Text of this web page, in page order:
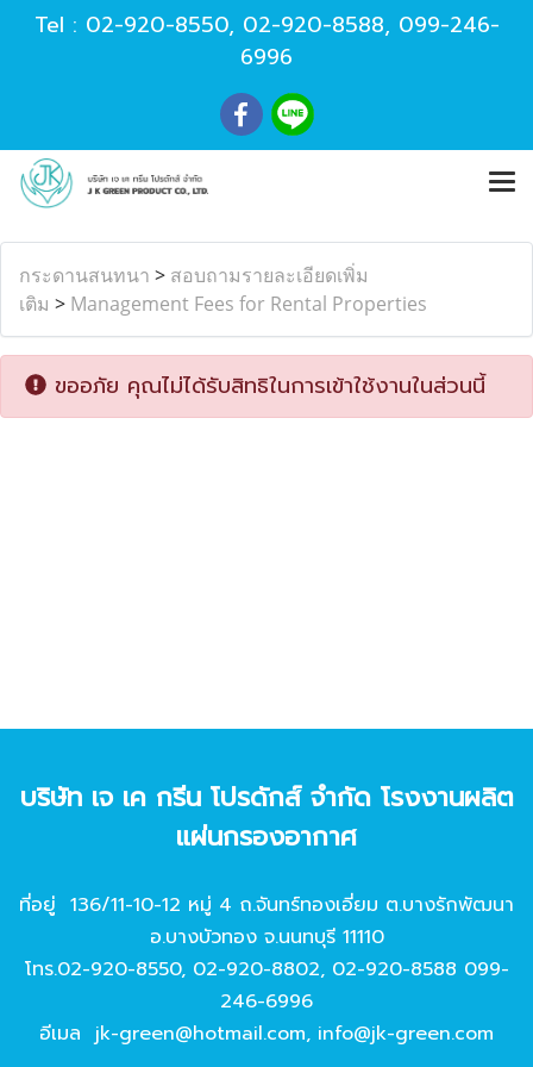
Tel : 02-920-8550, 02-920-8588, 099-246-
6996
กระดานสนทนา > สอบถามรายละเอียดเพิ่ม
เติม > Management Fees for Rental Properties
ขออภัย คุณไม่ได้รับสิทธิในการเข้าใช้งานในส่วนนี้
บริษัท เจ เค กรีน โปรดักส์ จํากัด โรงงานผลิต
แผ่นกรองอากาศ
ที่อยู่ 136/11-10-12 หมู่ 4 ถ.จันทร์ทองเอี่ยม ต.บางรักพัฒนา
อ.บางบัวทอง จ.นนทบุรี 11110
โทร.02-920-8550, 02-920-8802, 02-920-8588 099-
246-6996
อีเมล jk-green@hotmail.com, info@jk-green.com